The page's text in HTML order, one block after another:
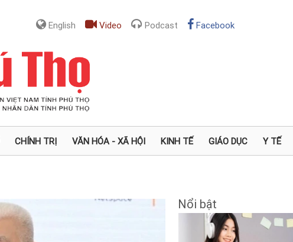
English Video Podcast Facebook
CHÍNH TRỊ VĂN HÓA - XÃ HỘI KINH TẾ GIÁO DỤC Y TẾ
Nổi bật